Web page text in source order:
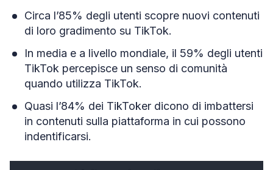
Circa l’85% degli utenti scopre nuovi contenuti
di loro gradimento su TikTok.
In media e a livello mondiale, il 59% degli utenti
TikTok percepisce un senso di comunità
quando utilizza TikTok.
Quasi l’84% dei TikToker dicono di imbattersi
in contenuti sulla piattaforma in cui possono
indentificarsi.